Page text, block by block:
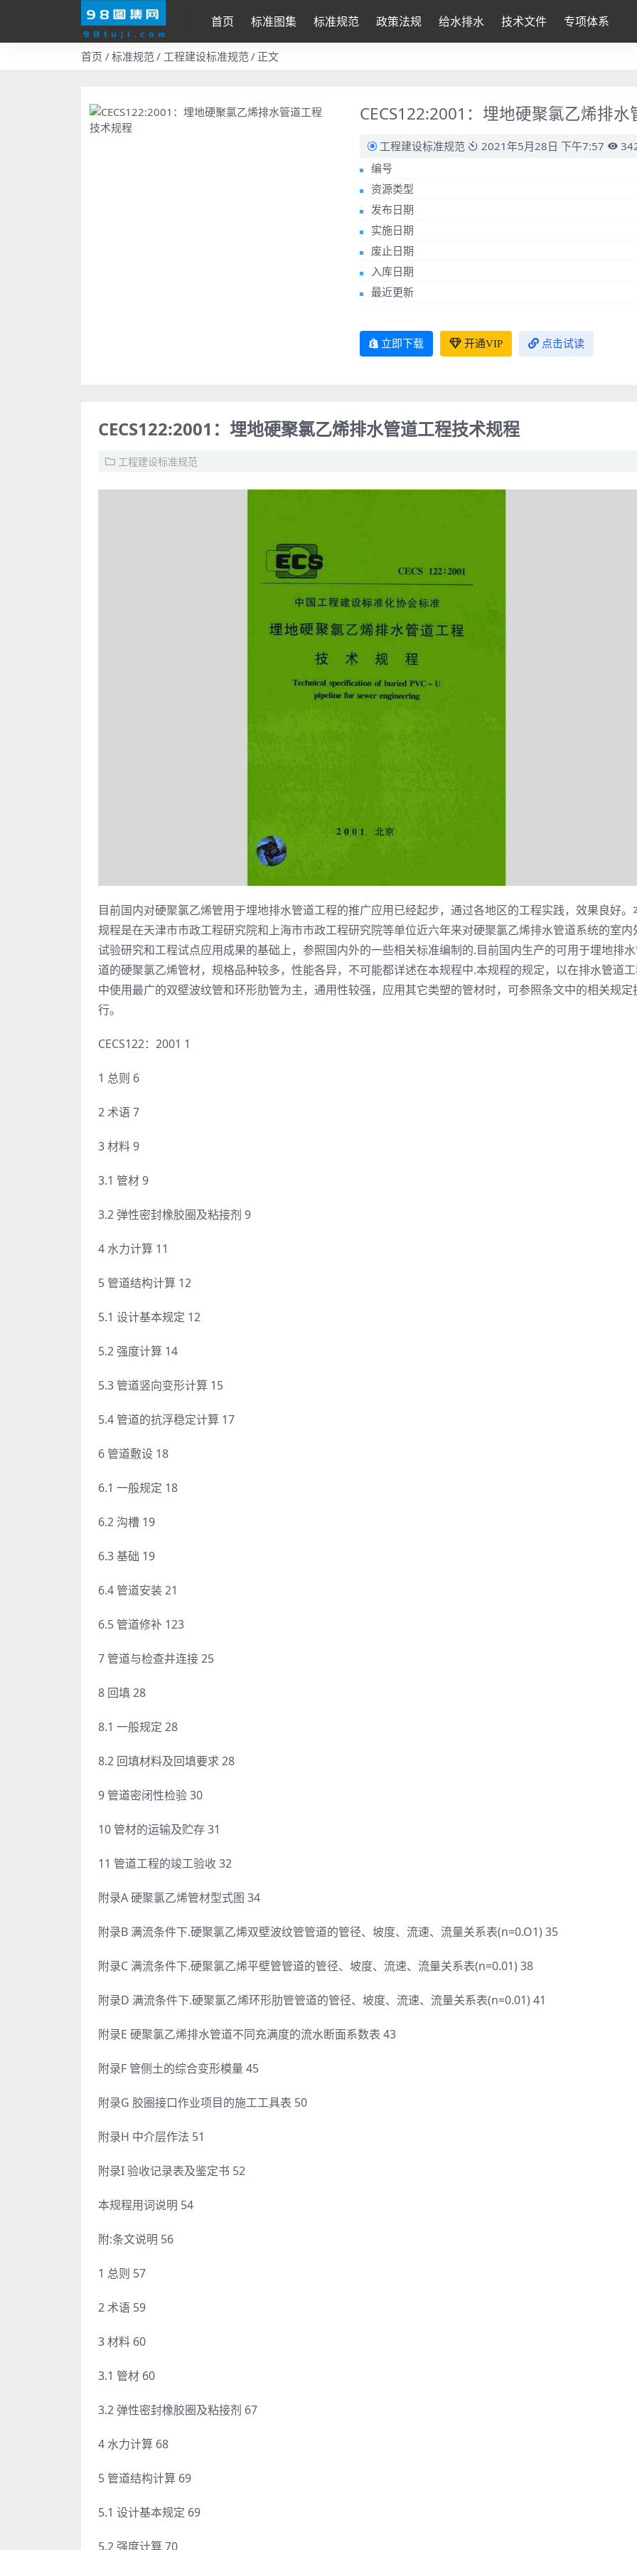
首页 标准图集 标准规范 政策法规 给水排水 技术文件 专项体系
首页 标准规范 工程建设标准规范 正文
CECS122:2001：埋地硬聚氯乙烯排
工程建设标准规范 2021年5月28日 下午7:57
编号
资源类型
发布日期
实施日期
废止日期
入库日期
最近更新
立即下载 开通VIP 点击试读
CECS122:2001：埋地硬聚氯乙烯排水管道工程技术规程
工程建设标准规范
目前国内对硬聚氯乙烯管用于埋地排水管道工程的推广应用已经起步，通过各地区的工程实践，效果良好。
规程是在天津市市政工程研究院和上海市市政工程研究院等单位近六年来对硬聚氯乙烯排水管道系统的室内
试验研究和工程试点应用成果的基础上，参照国内外的一些相关标准编制的.目前国内生产的可用于埋地排
道的硬聚氯乙烯管材，规格品种较多，性能各异，不可能都详述在本规程中.本规程的规定，以在排水管道
中使用最广的双壁波纹管和环形肋管为主，通用性较强，应用其它类塑的管材时，可参照条文中的相关规定
行。
CECS122：2001 1
1 总则 6
2 术语 7
3 材料 9
3.1 管材 9
3.2 弹性密封橡胶圈及粘接剂 9
4 水力计算 11
5 管道结构计算 12
5.1 设计基本规定 12
5.2 强度计算 14
5.3 管道竖向变形计算 15
5.4 管道的抗浮稳定计算 17
6 管道敷设 18
6.1 一般规定 18
6.2 沟槽 19
6.3 基础 19
6.4 管道安装 21
6.5 管道修补 123
7 管道与检查井连接 25
8 回填 28
8.1 一般规定 28
8.2 回填材料及回填要求 28
9 管道密闭性检验 30
10 管材的运输及贮存 31
11 管道工程的竣工验收 32
附录A 硬聚氯乙烯管材型式图 34
附录B 满流条件下.硬聚氯乙烯双壁波纹管管道的管径、坡度、流速、流量关系表(n=0.O1) 35
附录C 满流条件下.硬聚氯乙烯平壁管管道的管径、坡度、流速、流量关系表(n=0.01) 38
附录D 满流条件下.硬聚氯乙烯环形肋管管道的管径、坡度、流速、流量关系表(n=0.01) 41
附录E 硬聚氯乙烯排水管道不同充满度的流水断面系数表 43
附录F 管侧土的综合变形模量 45
附录G 胶圈接口作业项目的施工工具表 50
附录H 中介层作法 51
附录I 验收记录表及鉴定书 52
本规程用词说明 54
附:条文说明 56
1 总则 57
2 术语 59
3 材料 60
3.1 管材 60
3.2 弹性密封橡胶圈及粘接剂 67
4 水力计算 68
5 管道结构计算 69
5.1 设计基本规定 69
5.2 强度计算 70